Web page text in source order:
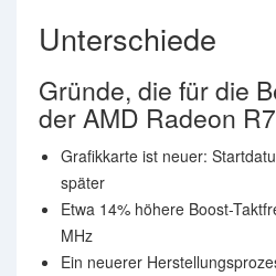
Unterschiede
Gründe, die für die
der AMD Radeon
Grafikkarte ist neuer:
später
Etwa 14% höhere Boost-
MHz
Ein neuerer